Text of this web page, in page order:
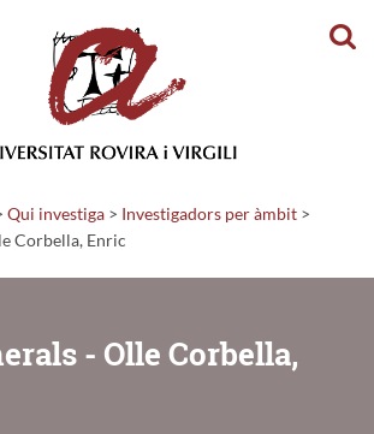
Qui investiga > Investigadors per àmbit >
Corbella, Enric
- Olle Corbella,